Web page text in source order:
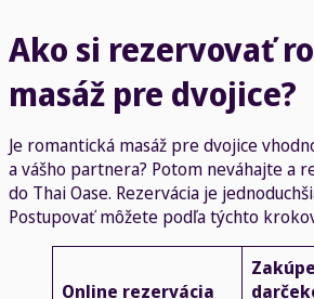
Ako si rezervovať
masáž pre dvojice?
Je romantická masáž pre dvojice
a vášho partnera? Potom neváhajte a
do Thai Oase. Rezervácia je
Postupovať môžete podľa týchto
Online rezervácia